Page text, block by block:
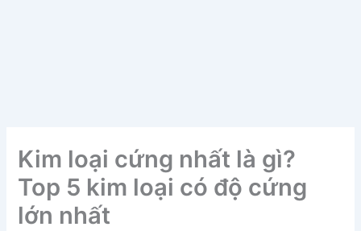
Kim loại cứng nhất là gì?
Top 5 kim loại có độ cứng
lớn nhất